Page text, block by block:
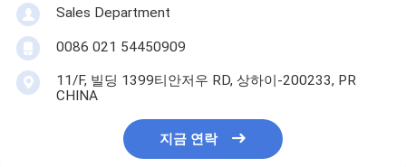
Sales Department
0086 021 54450909
11/F, 빌딩 1399티안저우 RD, 상하이-200233, PR
CHINA
지금 연락